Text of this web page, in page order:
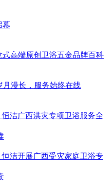
幕
式高端原创卫浴五金品牌百科
漫长，服务始终在线
洁广西洪灾专项卫浴服务全
洁开展广西受灾家庭卫浴专